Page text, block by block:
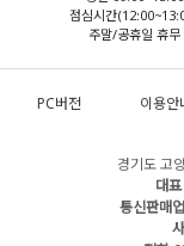
점심시간
주말/공휴일 휴무
PC버전 이용안
경기도 고
대표
통신판매